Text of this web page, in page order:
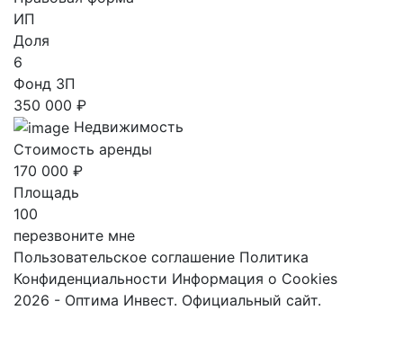
ИП
Доля
6
Фонд ЗП
350 000 ₽
Недвижимость
Стоимость аренды
170 000 ₽
Площадь
100
перезвоните мне
Пользовательское соглашение Политика
Конфиденциальности Информация о Cookies
2026 - Оптима Инвест. Официальный сайт.